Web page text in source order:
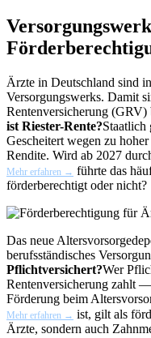
Ärzte in Deutschland sind
Versorgungswerks. Damit
Rentenversicherung (GRV)
ist Riester-Rente?Staatlich
Gescheitert wegen zu
Rendite. Wird ab 2027
Mehr erfahren → führte das
förderberechtigt oder nicht?
Das neue
berufsständisches
Pflichtversichert?Wer
Rentenversicherung zahlt
Förderung beim
Mehr erfahren → ist, gilt als
Ärzte, sondern auch